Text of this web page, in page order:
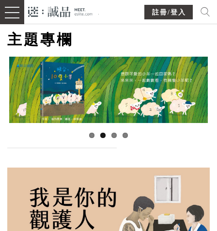
註冊/登入
主題專欄